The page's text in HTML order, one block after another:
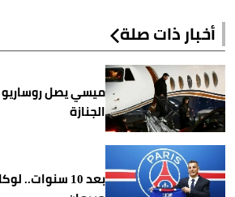
أخبار ذات صلة
ميسي يصل روساريو
الجنازة
بعد 10